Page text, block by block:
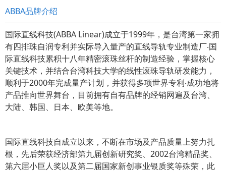
ABBA品牌介绍
国际直线科技(ABBA Linear)成立于1999年，是台湾第一家拥
有四排珠自润专利并实际导入量产的直线导轨专业制造厂‧国
际直线科技累积十八年精密滚珠丝杆的制造经验，掌握核心
关键技术，并结合台湾科技大学的线性滚珠导轨研发能力，
顺利于2000年完成量产计划，并获得多项世界专利‧成功地将
产品推向世界舞台，目前拥有自有品牌的经销网遍及台湾、
大陆、韩国、日本、欧美等地。
国际直线科技自成立以来，不断在市场及产品质量上努力扎
根，先后荣获经济部第九届创新研究奖、2002台湾精品奖、
第六届小巨人奖以及第二届国家新创事业银质奖等殊荣，此